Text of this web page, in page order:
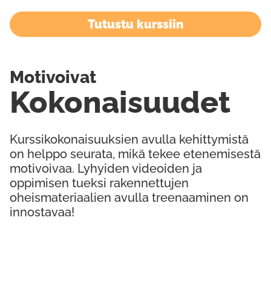
Tutustu kurssiin
Kurssikokonaisuuksien avulla kehittymistä
on helppo seurata, mikä tekee etenemisestä
motivoivaa. Lyhyiden videoiden ja
oppimisen tueksi rakennettujen
oheismateriaalien avulla treenaaminen on
innostavaa!
Kokonaisuudet
Motivoivat